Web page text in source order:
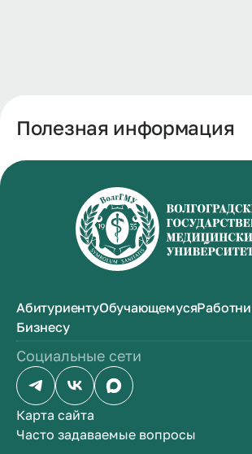
Полезная информация
АбитуриентуОбучающемуся
Бизнесу
Социальные сети
Карта сайта
Часто задаваемые вопросы